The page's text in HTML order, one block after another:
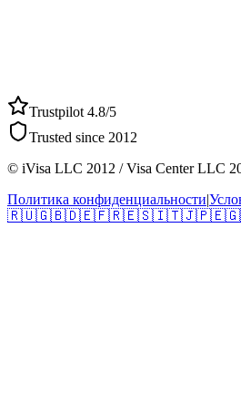
Trustpilot 4.8/5
Trusted since 2012
© iVisa LLC 2012 / Visa Center LLC
Политика конфиденциальности|
🇷🇺🇬🇧🇩🇪🇫🇷🇪🇸🇮🇹🇯🇵🇪🇬